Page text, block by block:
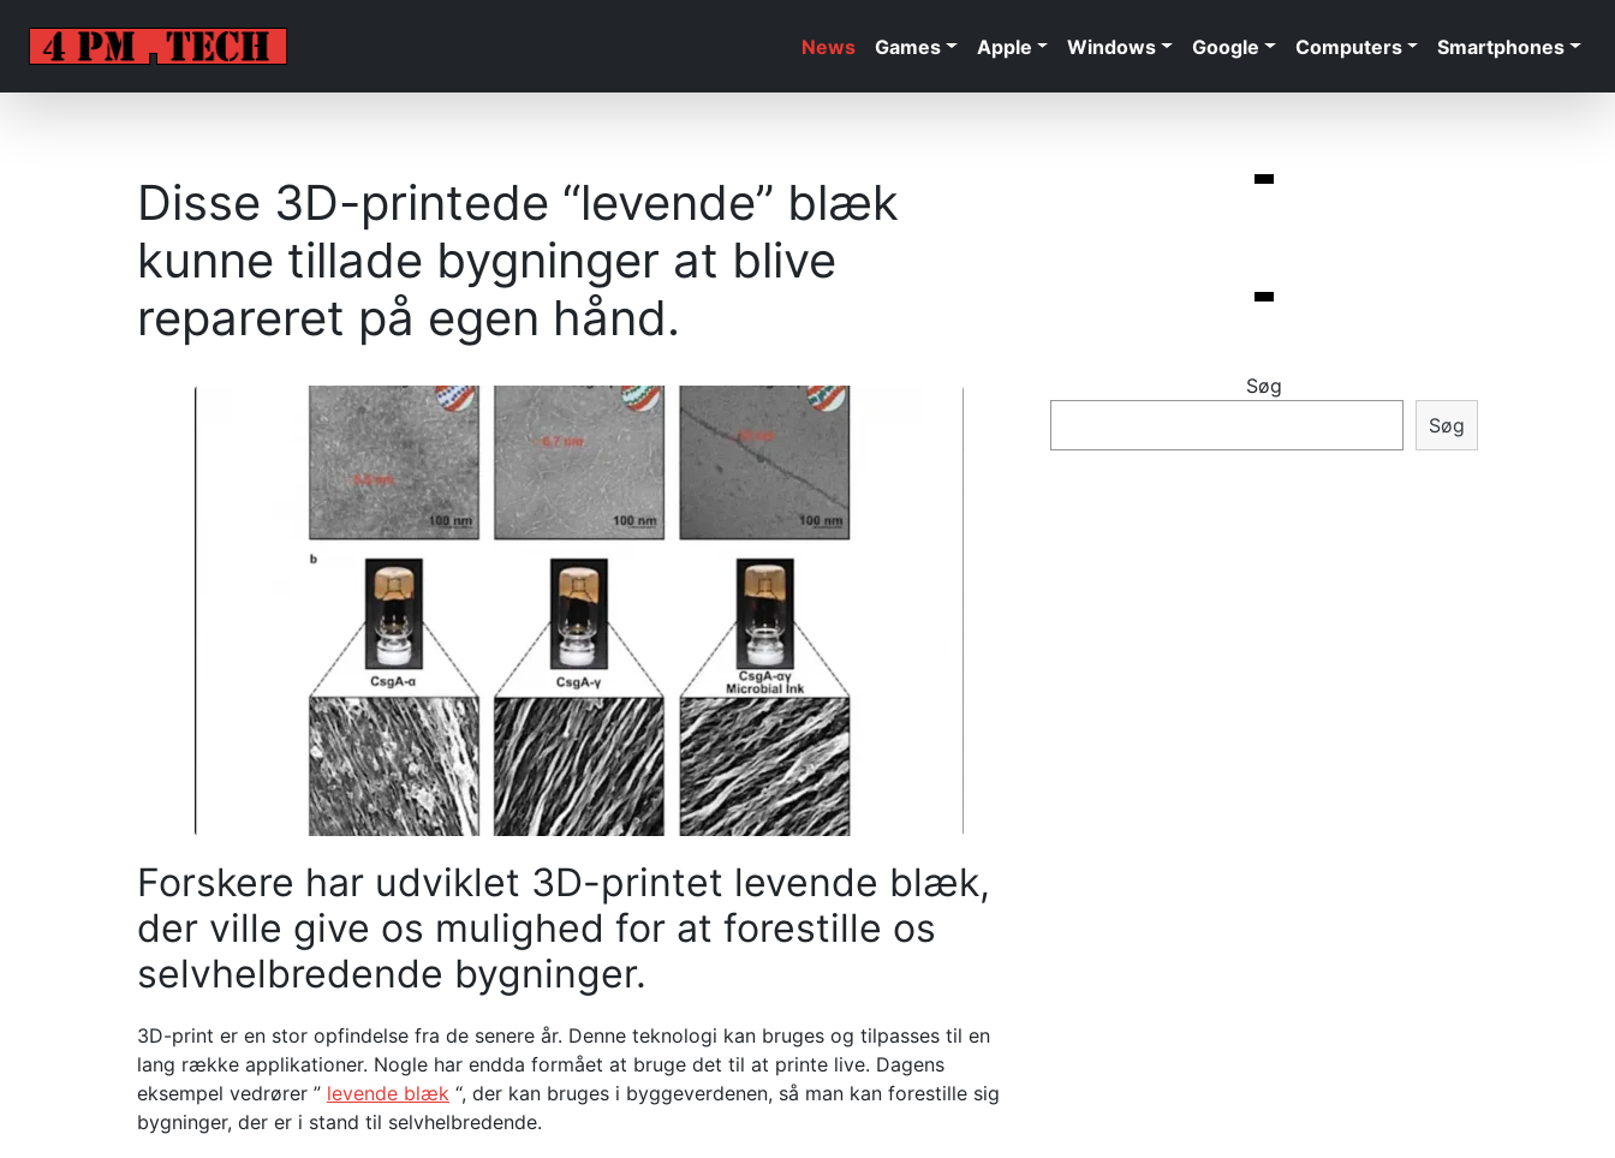
News Games Apple Windows Google Computers Smartphones
Disse 3D-printede “levende” blæk
kunne tillade bygninger at blive
repareret på egen hånd.
Forskere har udviklet 3D-printet levende blæk,
der ville give os mulighed for at forestille os
selvhelbredende bygninger.
3D-print er en stor opfindelse fra de senere år. Denne teknologi kan bruges og tilpasses til en
lang række applikationer. Nogle har endda formået at bruge det til at printe live. Dagens
eksempel vedrører ” levende blæk “, der kan bruges i byggeverdenen, så man kan forestille sig
bygninger, der er i stand til selvhelbredende.
Søg
Søg